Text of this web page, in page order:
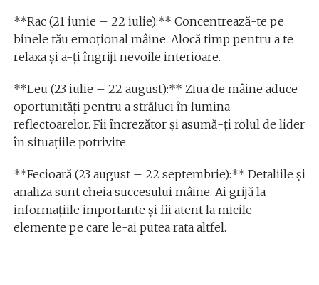
**Rac (21 iunie – 22 iulie):** Concentrează-te pe
binele tău emoțional mâine. Alocă timp pentru a te
relaxa și a-ți îngriji nevoile interioare.
**Leu (23 iulie – 22 august):** Ziua de mâine aduce
oportunități pentru a străluci în lumina
reflectoarelor. Fii încrezător și asumă-ți rolul de lider
în situațiile potrivite.
**Fecioară (23 august – 22 septembrie):** Detaliile și
analiza sunt cheia succesului mâine. Ai grijă la
informațiile importante și fii atent la micile
elemente pe care le-ai putea rata altfel.